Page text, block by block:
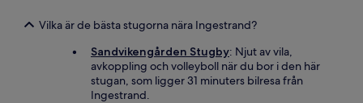
Vilka är de bästa stugorna nära Ingestrand?
Sandvikengården Stugby: Njut av vila,
avkoppling och volleyboll när du bor i den här
stugan, som ligger 31 minuters bilresa från
Ingestrand.